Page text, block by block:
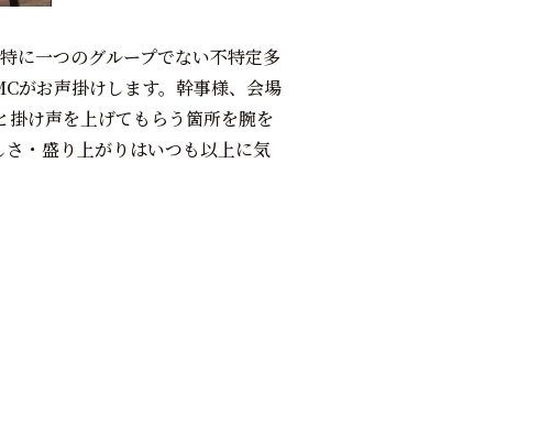
に一つのグループでない不特定多
がお声掛けします。幹事様、会場
け声を上げてもらう箇所を腕を
・盛り上がりはいつも以上に気